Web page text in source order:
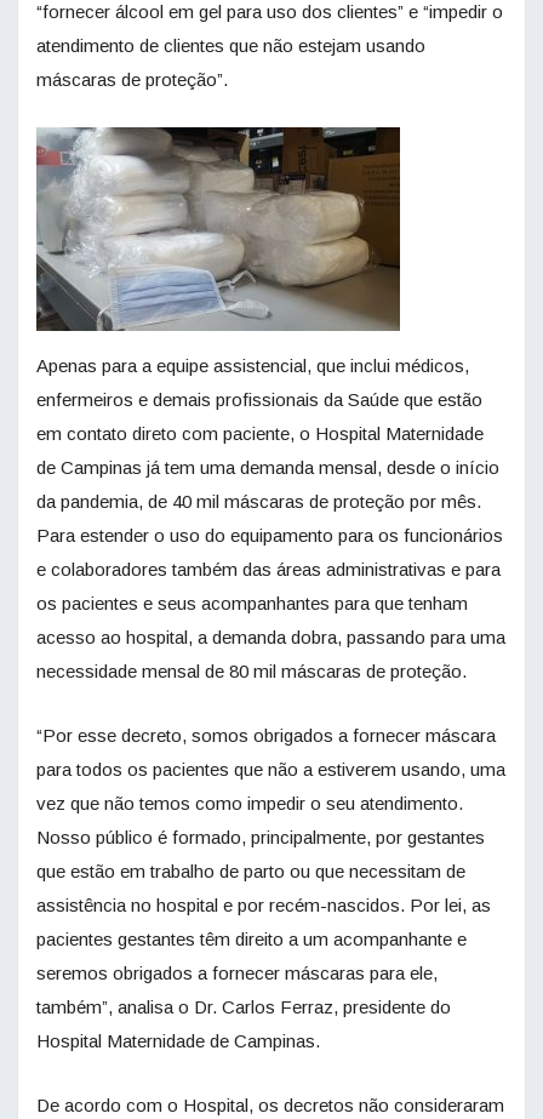
“fornecer álcool em gel para uso dos clientes” e “impedir o
atendimento de clientes que não estejam usando
máscaras de proteção”.
Apenas para a equipe assistencial, que inclui médicos,
enfermeiros e demais profissionais da Saúde que estão
em contato direto com paciente, o Hospital Maternidade
de Campinas já tem uma demanda mensal, desde o início
da pandemia, de 40 mil máscaras de proteção por mês.
Para estender o uso do equipamento para os funcionários
e colaboradores também das áreas administrativas e para
os pacientes e seus acompanhantes para que tenham
acesso ao hospital, a demanda dobra, passando para uma
necessidade mensal de 80 mil máscaras de proteção.
“Por esse decreto, somos obrigados a fornecer máscara
para todos os pacientes que não a estiverem usando, uma
vez que não temos como impedir o seu atendimento.
Nosso público é formado, principalmente, por gestantes
que estão em trabalho de parto ou que necessitam de
assistência no hospital e por recém-nascidos. Por lei, as
pacientes gestantes têm direito a um acompanhante e
seremos obrigados a fornecer máscaras para ele,
também”, analisa o Dr. Carlos Ferraz, presidente do
Hospital Maternidade de Campinas.
De acordo com o Hospital, os decretos não consideraram